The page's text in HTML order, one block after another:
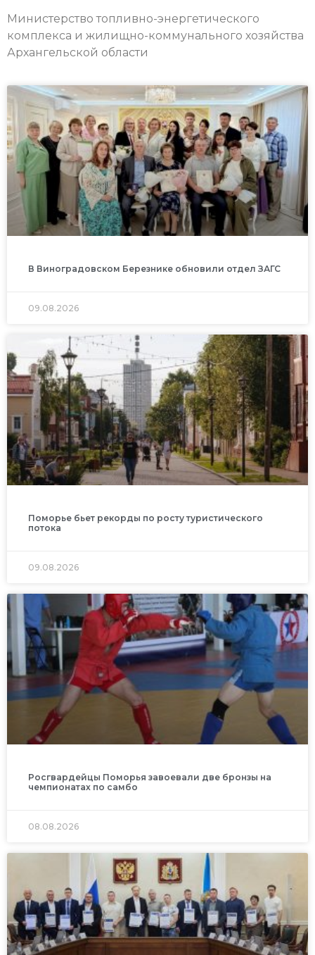
Министерство топливно-энергетического
комплекса и жилищно-коммунального хозяйства
Архангельской области
В Виноградовском Березнике обновили отдел ЗАГС
09.08.2026
Поморье бьет рекорды по росту туристического
потока
09.08.2026
Росгвардейцы Поморья завоевали две бронзы на
чемпионатах по самбо
08.08.2026